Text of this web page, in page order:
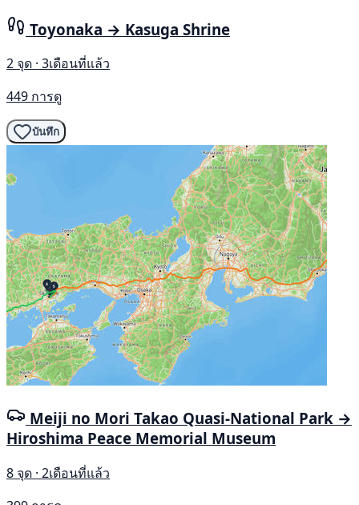
Toyonaka → Kasuga Shrine
2 จุด · 3เดือนที่แล้ว
449 การดู
บันทึก
Meiji no Mori Takao Quasi-National Park →
Hiroshima Peace Memorial Museum
8 จุด · 2เดือนที่แล้ว